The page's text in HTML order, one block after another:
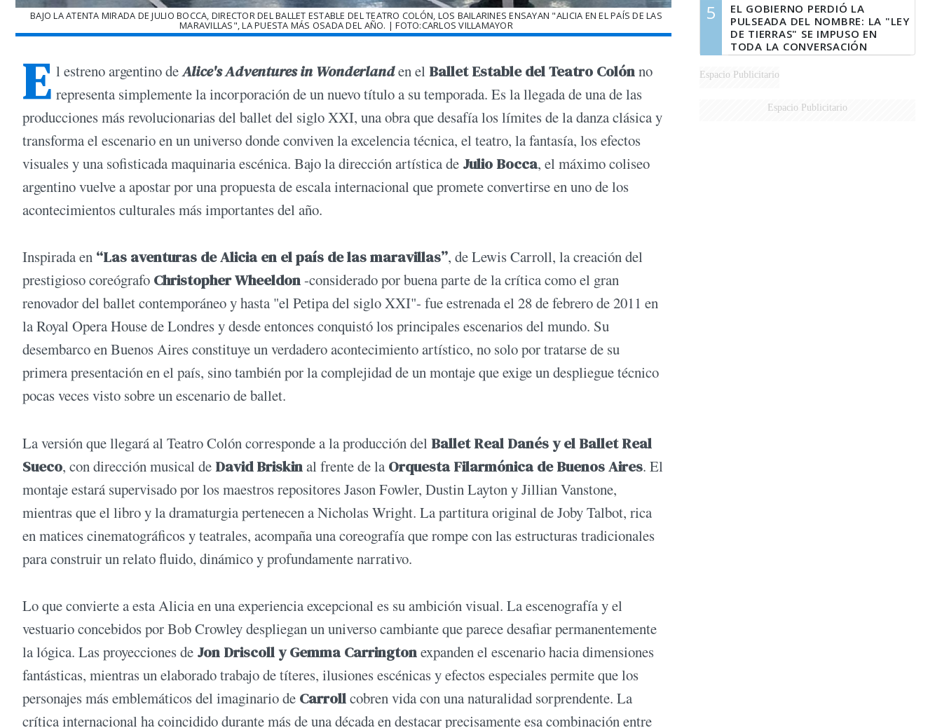
BAJO LA ATENTA MIRADA DE JULIO BOCCA, DIRECTOR DEL BALLET ESTABLE DEL TEATRO COLÓN, LOS BAILARINES ENSAYAN "ALICIA EN EL PAÍS DE LAS
MARAVILLAS", LA PUESTA MÁS OSADA DEL AÑO. | FOTO:CARLOS VILLAMAYOR
E l estreno argentino deAlice's Adventures in Wonderlanden el Ballet Estable del Teatro Colónno
representa simplemente la incorporación de un nuevo título a su temporada. Es la llegada de una de las
producciones más revolucionarias del ballet del siglo XXI, una obra que desafía los límites de la danza clásica y
transforma el escenario en un universo donde conviven la excelencia técnica, el teatro, la fantasía, los efectos
visuales y una sofisticada maquinaria escénica. Bajo la dirección artística de Julio Bocca, el máximo coliseo
argentino vuelve a apostar por una propuesta de escala internacional que promete convertirse en uno de los
acontecimientos culturales más importantes del año.
Inspirada en “Las aventuras de Alicia en el país de las maravillas”, de Lewis Carroll, la creación del
prestigioso coreógrafo Christopher Wheeldon-considerado por buena parte de la crítica como el gran
renovador del ballet contemporáneo y hasta "el Petipa del siglo XXI"- fue estrenada el 28 de febrero de 2011 en
la Royal Opera House de Londres y desde entonces conquistó los principales escenarios del mundo. Su
desembarco en Buenos Aires constituye un verdadero acontecimiento artístico, no solo por tratarse de su
primera presentación en el país, sino también por la complejidad de un montaje que exige un despliegue técnico
pocas veces visto sobre un escenario de ballet.
La versión que llegará al Teatro Colón corresponde a la producción del Ballet Real Danés y el Ballet Real
Sueco, con dirección musical de David Briskinal frente de la Orquesta Filarmónica de Buenos Aires. El
montaje estará supervisado por los maestros repositores Jason Fowler, Dustin Layton y Jillian Vanstone,
mientras que el libro y la dramaturgia pertenecen a Nicholas Wright. La partitura original de Joby Talbot, rica
en matices cinematográficos y teatrales, acompaña una coreografía que rompe con las estructuras tradicionales
para construir un relato fluido, dinámico y profundamente narrativo.
Lo que convierte a esta Alicia en una experiencia excepcional es su ambición visual. La escenografía y el
vestuario concebidos por Bob Crowley despliegan un universo cambiante que parece desafiar permanentemente
la lógica. Las proyecciones de Jon Driscoll y Gemma Carringtonexpanden el escenario hacia dimensiones
fantásticas, mientras un elaborado trabajo de títeres, ilusiones escénicas y efectos especiales permite que los
personajes más emblemáticos del imaginario de Carrollcobren vida con una naturalidad sorprendente. La
crítica internacional ha coincidido durante más de una década en destacar precisamente esa combinación entre
5
EL GOBIERNO PERDIÓ LA
PULSEADA DEL NOMBRE: LA "LEY
DE TIERRAS" SE IMPUSO EN
TODA LA CONVERSACIÓN
DIGITAL
Espacio Publicitario
Espacio Publicitario